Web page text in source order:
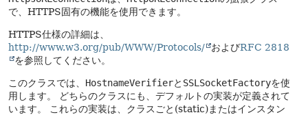
で、HTTPS固有の機能を使用できます。
HTTPS仕様の詳細は、
http://www.w3.org/pub/WWW/Protocols/
およびRFC 2818
を参照してください。
このクラスでは、 HostnameVerifierと SSLSocketFactoryを使
用します。
どちらのクラスにも、デフォルトの実装が定義されて
います。
これらの実装は、クラスごと(static)またはインスタン